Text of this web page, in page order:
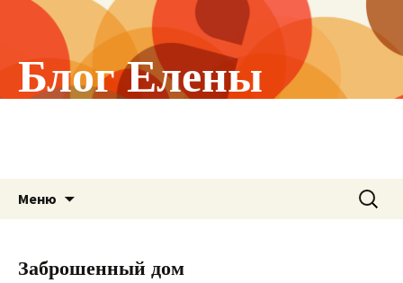
Блог Елены
Холстининой
Меню Найти:
Заброшенный дом